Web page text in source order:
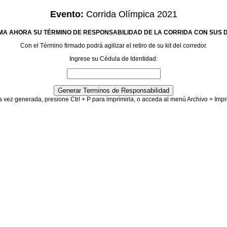
Evento: Corrida Olímpica 2021
AHORA SU TÉRMINO DE RESPONSABILIDAD DE LA CORRIDA CON SUS
Con el Término firmado podrá agilizar el retiro de su kit del corredor.
Ingrese su Cédula de Identidad:
vez generada, presione Ctrl + P para imprimirla, o acceda al menú Archivo >